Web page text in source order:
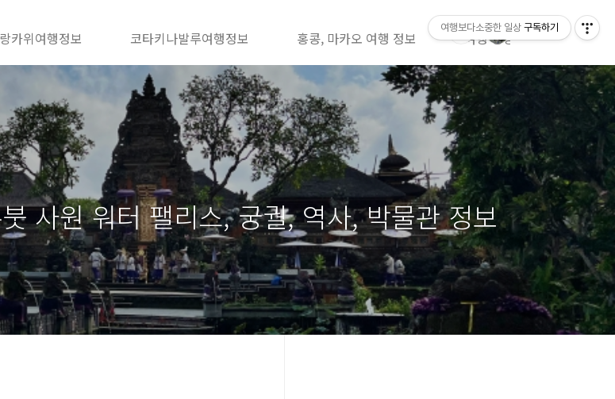
랑카위여행정보 코타키나발루여행정보 홍콩, 마카오 여행 정보 여행 영상정보( 유투브)
사원 워터 팰리스, 궁궐, 역사, 박물관 정보
여행보다소중한 일상 구독하기